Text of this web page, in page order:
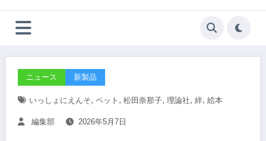
ニュース 新製品
いっしょにえんそ, ペット , 松田奈那子, 理論社, 絆, 絵本
編集部 2026年5月7日